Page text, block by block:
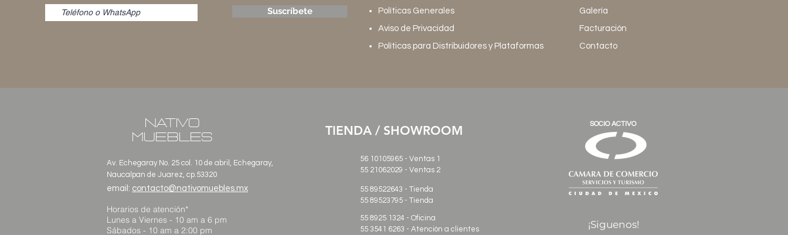
Suscríbete
Galería
Facturación
Contacto
Políticas Generales
Aviso de Privacidad
Políticas para Distribuidores y Plataformas
NATIVO
MUEBLES
Av. Echegaray No. 25 col. 10 de abril, Echegaray,
Naucalpan de Juarez, cp.53320
email: contacto@nativomuebles.mx
Horarios de atención*
Lunes a Viernes - 10 am a 6 pm
Sábados - 10 am a 2:00 pm
TIENDA / SHOWROOM
56 10105965 - Ventas 1
55 21062029 - Ventas 2
55 89522643 - Tienda
55 89523795 - Tienda
55 8925 1324 - Oficina
55 3541 6263 - Atención a clientes
SOCIO ACTIVO
¡Siguenos!